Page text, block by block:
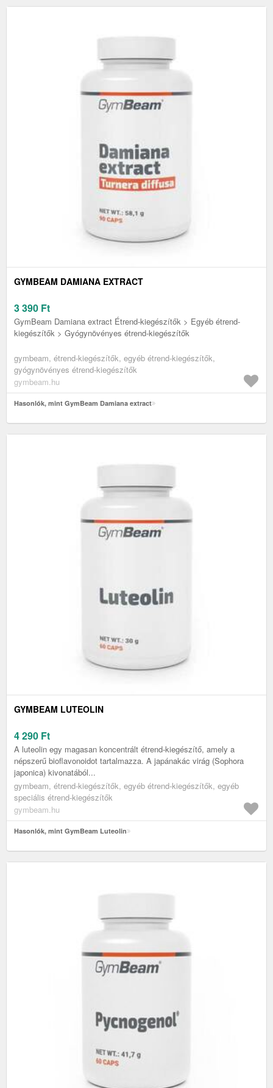
GYMBEAM DAMIANA EXTRACT
3 390 Ft
GymBeam Damiana extract Étrend-kiegészítők > Egyéb étrend-
kiegészítők > Gyógynövényes étrend-kiegészítők
gymbeam, étrend-kiegészítők, egyéb étrend-kiegészítők,
gyógynövényes étrend-kiegészítők
gymbeam.hu
Hasonlók, mint GymBeam Damiana extract
GYMBEAM LUTEOLIN
4 290 Ft
A luteolin egy magasan koncentrált étrend-kiegészítő, amely a
népszerű bioflavonoidot tartalmazza. A japánakác virág (Sophora
japonica) kivonatából...
gymbeam, étrend-kiegészítők, egyéb étrend-kiegészítők, egyéb
speciális étrend-kiegészítők
gymbeam.hu
Hasonlók, mint GymBeam Luteolin